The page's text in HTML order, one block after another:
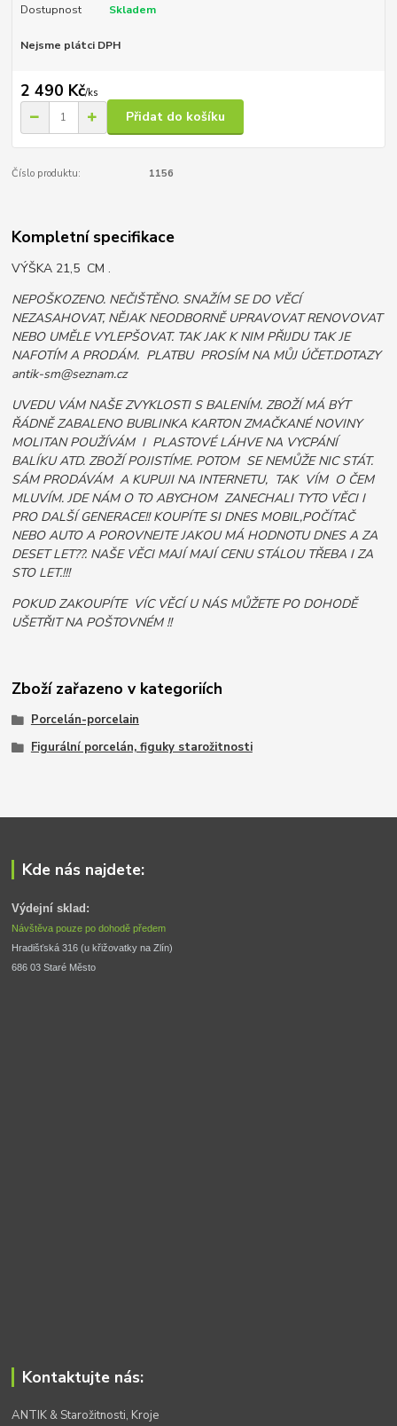
Dostupnost Skladem
Nejsme plátci DPH
2 490 Kč/ks
Přidat do košíku
Číslo produktu: 1156
Kompletní specifikace
VÝŠKA 21,5 CM .
NEPOŠKOZENO. NEČIŠTĚNO. SNAŽÍM SE DO VĚCÍ
NEZASAHOVAT, NĚJAK NEODBORNĚ UPRAVOVAT RENOVOVAT
NEBO UMĚLE VYLEPŠOVAT. TAK JAK K NIM PŘIJDU TAK JE
NAFOTÍM A PRODÁM. PLATBU PROSÍM NA MŮJ ÚČET.DOTAZY
antik-sm@seznam.cz
UVEDU VÁM NAŠE ZVYKLOSTI S BALENÍM. ZBOŽÍ MÁ BÝT
ŘÁDNĚ ZABALENO BUBLINKA KARTON ZMAČKANÉ NOVINY
MOLITAN POUŽÍVÁM I PLASTOVÉ LÁHVE NA VYCPÁNÍ
BALÍKU ATD. ZBOŽÍ POJISTÍME. POTOM SE NEMŮŽE NIC STÁT.
SÁM PRODÁVÁM A KUPUJI NA INTERNETU, TAK VÍM O ČEM
MLUVÍM. JDE NÁM O TO ABYCHOM ZANECHALI TYTO VĚCI I
PRO DALŠÍ GENERACE!! KOUPÍTE SI DNES MOBIL,POČÍTAČ
NEBO AUTO A POROVNEJTE JAKOU MÁ HODNOTU DNES A ZA
DESET LET??. NAŠE VĚCI MAJÍ MAJÍ CENU STÁLOU TŘEBA I ZA
STO LET.!!!
POKUD ZAKOUPÍTE VÍC VĚCÍ U NÁS MŮŽETE PO DOHODĚ
UŠETŘIT NA POŠTOVNÉM !!
Zboží zařazeno v kategoriích
Porcelán-porcelain
Figurální porcelán, figuky starožitnosti
Kde nás najdete:
Výdejní sklad:
Návštěva pouze po dohodě předem
Hradišťská 316 (u křižovatky na Zlín)
686 03 Staré Město
Kontaktujte nás:
ANTIK & Starožitnosti, Kroje